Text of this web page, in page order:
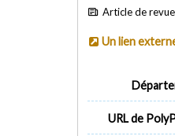
Article de
Un lien
URL de